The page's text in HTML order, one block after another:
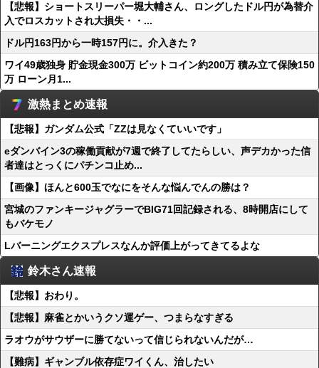
【悲報】ショートスリーパー堀大輔さん、ロングしたドル円が為替介
入でロスカットされ大損失・・...
ドル円163円から一時157円に。介入きた？
ワイ49歳独身 貯金現金300万 ビットコイン約200万 積み立て保険150
万 ローン月1...
激熱まとめ速報
【悲報】ガンダム公式「ZZは見なくていいです」
eダンバイン3の稼働貢献が7週で終了してたらしい、声デカかった信
者達はとっくにパチンコ止め...
【画像】ほんと600玉でなにをそんな悩んでんの勝は？
宮城のファンキージャグラーでBIG71回記録される、8時開店にして
もバケモノ
Lバーニングエクスプレスなんか評価上がってきてるよな
鈴木さん速報
【悲報】おわり。
【悲報】麻雀とかいうクソ運ゲー、つまらなすぎる
ラオウがサウザーに勝てないって信じられないんだが…
【難病】ギャンブル依存症ワイくん、治したい